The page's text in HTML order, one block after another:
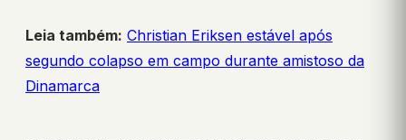
Leia também: Christian Eriksen estável após
segundo colapso em campo durante amistoso da
Dinamarca